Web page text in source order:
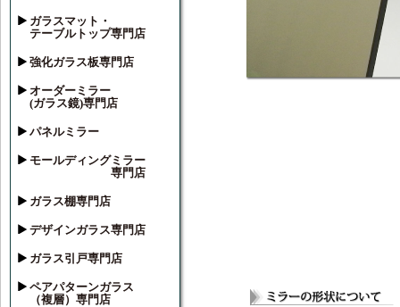
ガラスマット・
テーブルトップ専門店
強化ガラス板専門店
オーダーミラー
(ガラス鏡)専門店
パネルミラー
モールディングミラー
専門店
ガラス棚専門店
デザインガラス専門店
ガラス引戸専門店
ペアパターンガラス
（複層）専門店